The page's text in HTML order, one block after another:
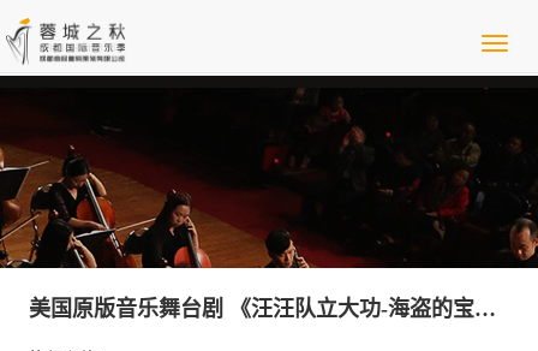
美国原版音乐舞台剧 《汪汪队立大功-海盗的宝藏》 (中文配音)（音乐戏剧）